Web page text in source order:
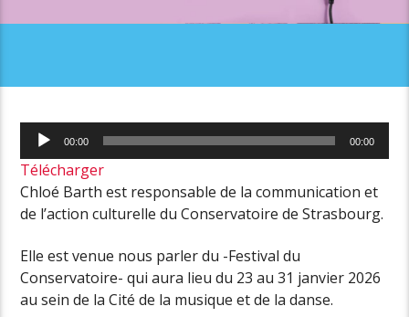
Lecteur
audio
00:00 00:00
Télécharger
Chloé Barth est responsable de la communication et
de l’action culturelle du Conservatoire de Strasbourg.
Elle est venue nous parler du -Festival du
Conservatoire- qui aura lieu du 23 au 31 janvier 2026
au sein de la Cité de la musique et de la danse.